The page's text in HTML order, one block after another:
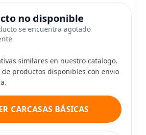
no disponible
se encuentra agotado
similares en nuestro catalogo.
de productos disponibles con envio
CARCASAS BÁSICAS